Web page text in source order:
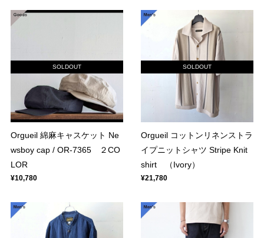
SOLDOUT
Orgueil 綿麻キャスケット Ne
wsboy cap / OR-7365 ２CO
LOR
¥10,780
SOLDOUT
Orgueil コットンリネンストラ
イプニットシャツ Stripe Knit
shirt （Ivory）
¥21,780